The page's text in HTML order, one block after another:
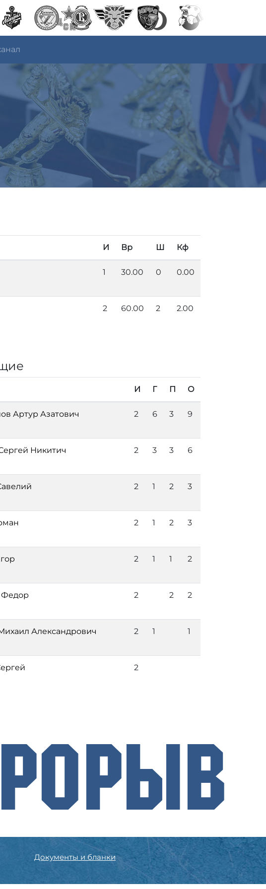
И Вр Ш Кф
1 30.00 0 0.00
2 60.00 2 2.00
И Г П О
Артур Азатович
2 6 3 9
Никитич
2 3 3 6
2 1 2 3
2 1 2 3
2 1 1 2
Федор
2 2 2
Александрович
2 1 1
2
Документы и бланки